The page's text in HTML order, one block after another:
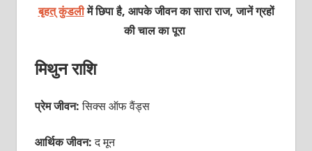
बृहत् कुंडलीमें छिपा है, आपके जीवन का सारा राज, जानें ग्रहों
की चाल का पूरा
मिथुन राशि
प्रेम जीवन:सिक्‍स ऑफ वैंड्स
आर्थिक जीवन:द मून